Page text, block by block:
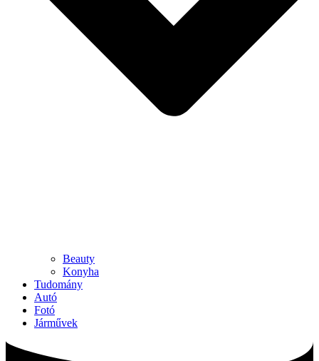
Beauty
Konyha
Tudomány
Autó
Fotó
Járművek